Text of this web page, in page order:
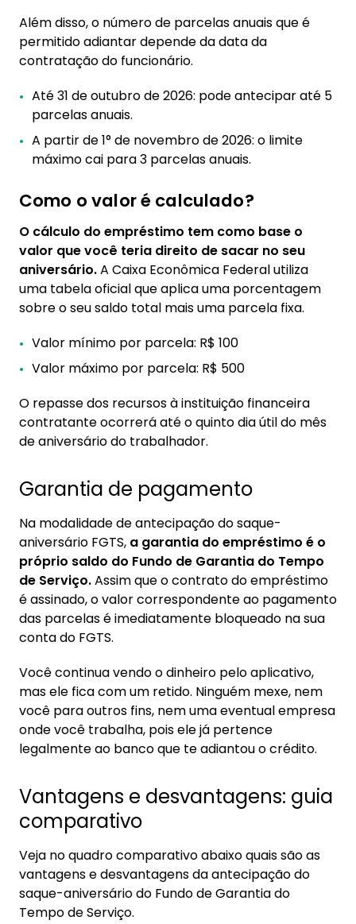
Além disso, o número de parcelas anuais que é
permitido adiantar depende da data da
contratação do funcionário.
Até 31 de outubro de 2026: pode antecipar até 5
parcelas anuais.
A partir de 1° de novembro de 2026: o limite
máximo cai para 3 parcelas anuais.
Como o valor é calculado?
O cálculo do empréstimo tem como base o
valor que você teria direito de sacar no seu
aniversário.A Caixa Econômica Federal utiliza
uma tabela oficial que aplica uma porcentagem
sobre o seu saldo total mais uma parcela fixa.
Valor mínimo por parcela: R$ 100
Valor máximo por parcela: R$ 500
O repasse dos recursos à instituição financeira
contratante ocorrerá até o quinto dia útil do mês
de aniversário do trabalhador.
Garantia de pagamento
Na modalidade de antecipação do saque-
aniversário FGTS, a garantia do empréstimo é o
próprio saldo do Fundo de Garantia do Tempo
de Serviço.Assim que o contrato do empréstimo
é assinado, o valor correspondente ao pagamento
das parcelas é imediatamente bloqueado na sua
conta do FGTS.
Você continua vendo o dinheiro pelo aplicativo,
mas ele fica com um retido. Ninguém mexe, nem
você para outros fins, nem uma eventual empresa
onde você trabalha, pois ele já pertence
legalmente ao banco que te adiantou o crédito.
Vantagens e desvantagens: guia
comparativo
Veja no quadro comparativo abaixo quais são as
vantagens e desvantagens da antecipação do
saque-aniversário do Fundo de Garantia do
Tempo de Serviço.